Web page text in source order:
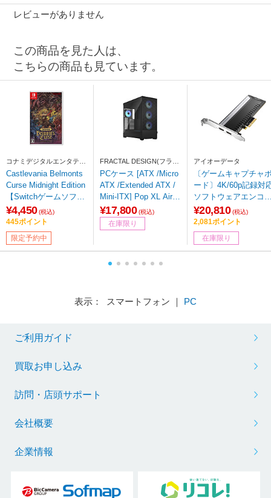
レビューがありません
この商品を見た人は、
こちらの商品も見ています。
コナミデジタルエンタテイ
ンメント
Castlevania Belmonts
Curse Midnight Edition
【Switchゲームソフ
ト】
¥4,450 (税込)
445ポイント
限定予約中
FRACTAL DESIGN(フラク
タルデザイン)
PCケース [ATX /Micro
ATX /Extended ATX /
Mini-ITX] Pop XL Air R
GB Black TG Clear Tin
t ブラック FD-C-POR1
X-06
¥17,800 (税込)
在庫限り
アイオーデータ
〔ゲームキャプチャ
ード〕4K/60p記録対
ソフトウェアエンコ
ド型 [PS5動作確認済
み] GV-4K60/PCIE
¥20,810 (税込)
2,081ポイント
在庫限り
表示： スマートフォン ｜ PC
ご利用ガイド
買取お申し込み
訪問・店頭サポート
会社概要
企業情報